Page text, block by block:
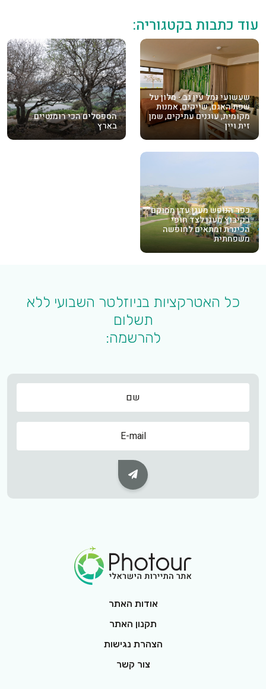
עוד כתבות בקטגוריה:
שעשועי נמל עין גב - מלון על
שפת האגם, שייקים, אמנות
מקומית, עוגנים עתיקים, שמן
זית ויין
הספסלים הכי רומנטיים
בארץ
כפר הנופש מעגן עדן ממוקם
בקיבוץ מעגן לצד חופי
הכינרת ומתאים לחופשה
משפחתית
כל האטרקציות בניוזלטר השבועי ללא
תשלום
להרשמה:
שם
שם
Subscribe Button
אודות האתר
תקנון האתר
הצהרת נגישות
צור קשר